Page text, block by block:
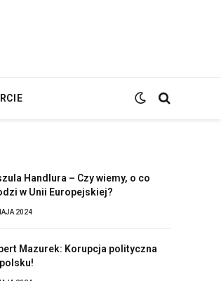
Handlura – Czy wiemy, o co
w Unii Europejskiej?
2024
Mazurek: Korupcja polityczna